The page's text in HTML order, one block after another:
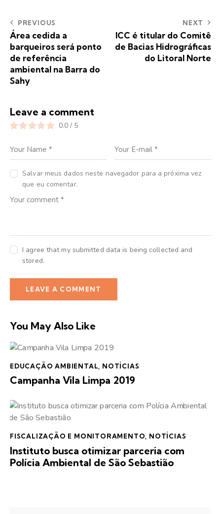
PREVIOUS
Área cedida a
barqueiros será ponto
de referência
ambiental na Barra do
Sahy
NEXT
ICC é titular do Comitê
de Bacias Hidrográficas
do Litoral Norte
Leave a comment
0.0 / 5
Salvar meus dados neste navegador para a próxima vez
que eu comentar.
I agree that my submitted data is being collected and
stored.
You May Also Like
EDUCAÇÃO AMBIENTAL NOTÍCIAS
Campanha Vila Limpa 2019
FISCALIZAÇÃO E MONITORAMENTO, NOTÍCIAS
Instituto busca otimizar parceria com
Polícia Ambiental de São Sebastião